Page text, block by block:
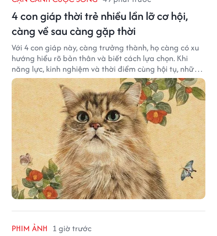
4 con giáp thời trẻ nhiều lần lỡ cơ hội,
càng về sau càng gặp thời
Với 4 con giáp này, càng trưởng thành, họ càng có xu
hướng hiểu rõ bản thân và biết cách lựa chọn. Khi
năng lực, kinh nghiệm và thời điểm cùng hội tụ, những
cơ hội từng tưởng đã vuột mất có thể được thay thế
bằng những cơ hội phù hợp hơn.
PHIM ẢNH 1 giờ trước